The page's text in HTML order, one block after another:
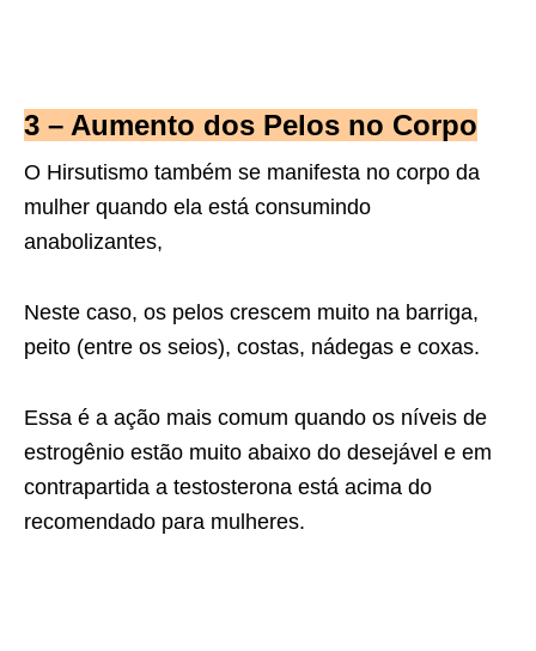
3 – Aumento dos Pelos no Corpo
O Hirsutismo também se manifesta no corpo da
mulher quando ela está consumindo
anabolizantes,
Neste caso, os pelos crescem muito na barriga,
peito (entre os seios), costas, nádegas e coxas.
Essa é a ação mais comum quando os níveis de
estrogênio estão muito abaixo do desejável e em
contrapartida a testosterona está acima do
recomendado para mulheres.